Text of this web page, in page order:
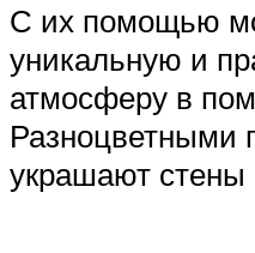
С их помощью
уникальную и
атмосферу в
Разноцветными
украшают стены